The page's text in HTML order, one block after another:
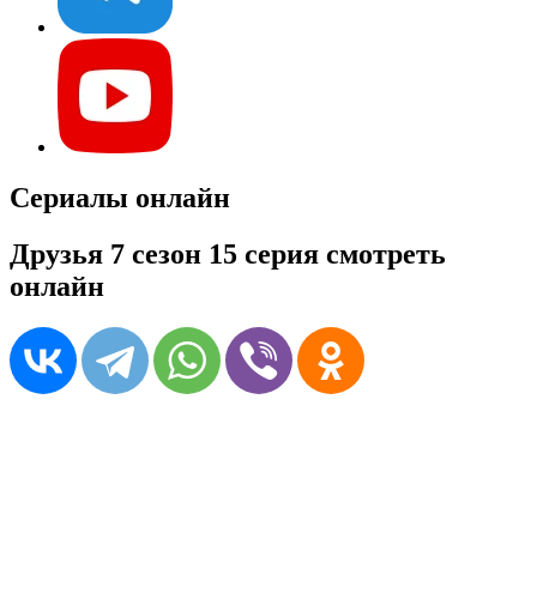
Сериалы онлайн
Друзья 7 сезон 15 серия смотреть
онлайн